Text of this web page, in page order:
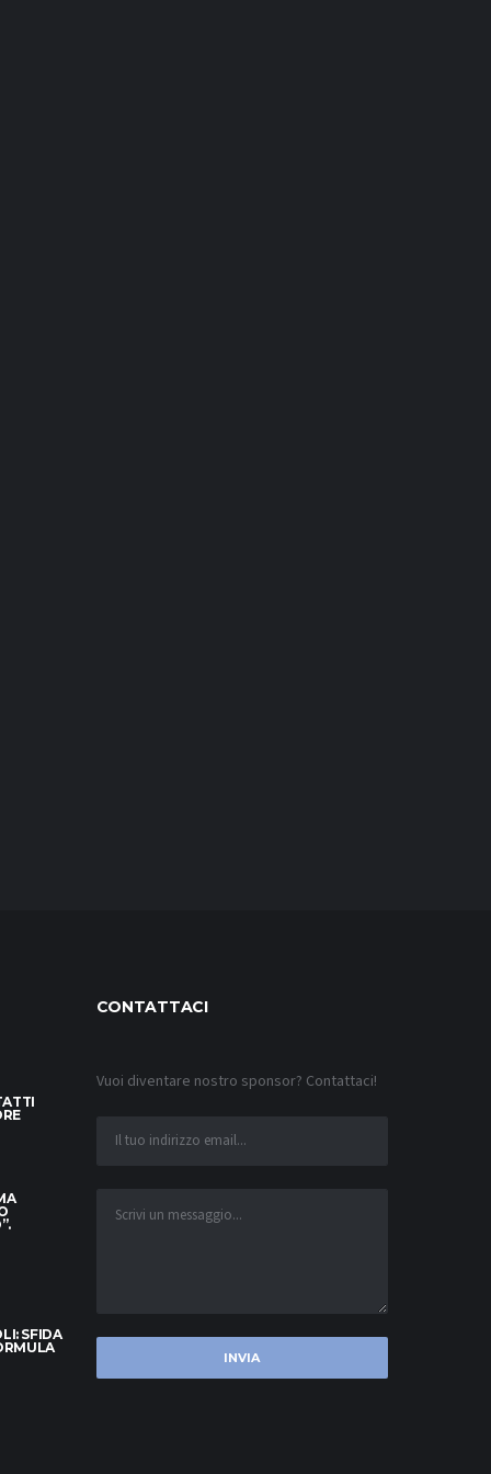
SFIDA
CONTATTACI
Vuoi diventare nostro sponsor? Contattaci!